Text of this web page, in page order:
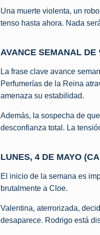
Una muerte violenta, un
tenso hasta ahora. Nada
AVANCE SEMANAL DE
La frase clave avance
Perfumerías de la Reina
amenaza su estabilidad.
Además, la sospecha de
desconfianza total. La
LUNES, 4 DE MAYO
El inicio de la semana es
brutalmente a Cloe.
Valentina, aterrorizada,
desaparece. Rodrigo está